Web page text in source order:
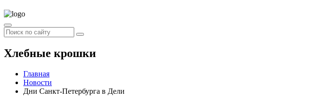
Хлебные крошки
Главная
Новости
Дни Санкт-Петербурга в Дели